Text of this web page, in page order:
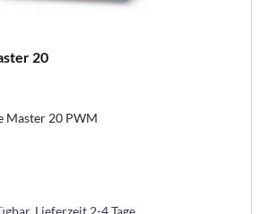
20
Master 20 PWM
Lieferzeit 2-4 Tage.